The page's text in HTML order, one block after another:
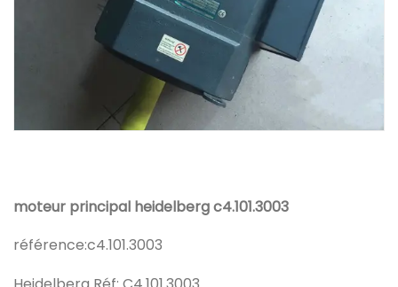
moteur principal heidelberg c4.101.3003
référence:c4.101.3003